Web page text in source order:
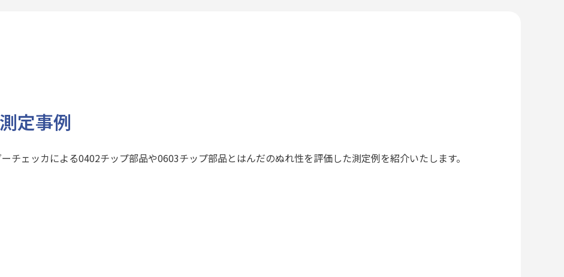
定事例
チェッカによる0402チップ部品や0603チップ部品とはんだのぬれ性を評価した測定例を紹介いたします。